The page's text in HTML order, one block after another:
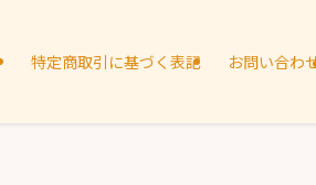
特定商取引に基づく表記 お問い合わ